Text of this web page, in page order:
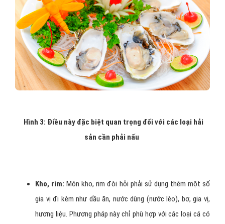
Hình 3: Điều này đặc biệt quan trọng đối với các loại hải
sản cần phải nấu
Kho, rim: Món kho, rim đòi hỏi phải sử dụng thêm một số
gia vị đi kèm như dầu ăn, nước dùng (nước lèo), bơ, gia vị,
hương liệu. Phương pháp này chỉ phù hợp với các loại cá có